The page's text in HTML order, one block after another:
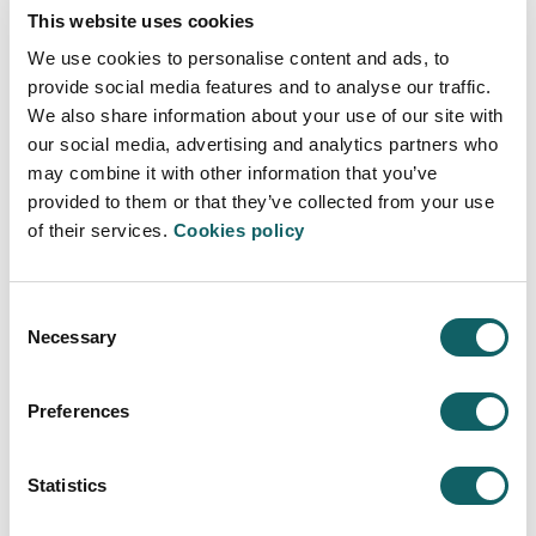
This website uses cookies
We use cookies to personalise content and ads, to
provide social media features and to analyse our traffic.
We also share information about your use of our site with
our social media, advertising and analytics partners who
may combine it with other information that you’ve
provided to them or that they’ve collected from your use
of their services. Cookies policy
Selection
Necessary
Preferences
Statistics
AUTOINFORME ENLACE AL RUCT
PDF Enlace al RUCT
PDF 2024 Enlace al RUCT
ACREDITACIÓN INSTITUCIONAL
AUTOINFORME